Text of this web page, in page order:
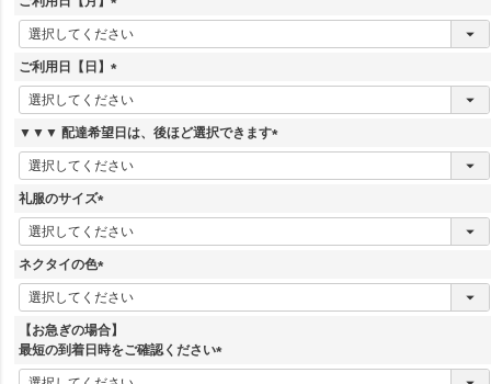
(
必
須
)
ご利用日【日】
(
必
須
)
▼▼▼ 配達希望日は、後ほど選択できます
(
必
)
礼服のサイズ
(
必
須
)
ネクタイの色
(
必
須
)
【お急ぎの場合】
最短の到着日時をご確認ください
(